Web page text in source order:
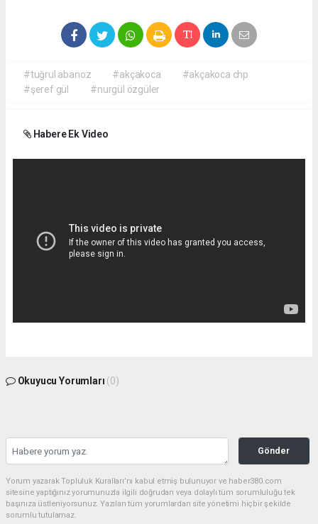
#tuğrul abanoz #akçakoca
#akçakoca chp
#şeref gül
#nurgül özgüler
Habere Ek Video
Okuyucu Yorumları (0)
Gönder
Yorum yazarak Topluluk Kuralları’nı kabul etmiş bulunuyor ve haber380.com
sitesine yaptığınız yorumunuzla ilgili doğrudan veya dolaylı tüm sorumluluğu tek
başınıza üstleniyorsunuz. Yazılan tüm yorumlardan site yönetimi hiçbir şekilde
sorumlu tutulamaz.